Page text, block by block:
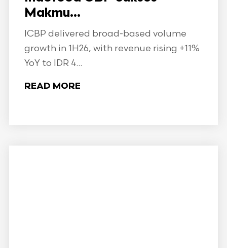
Makmu...
ICBP delivered broad-based volume
growth in 1H26, with revenue rising +11%
YoY to IDR 4...
READ MORE